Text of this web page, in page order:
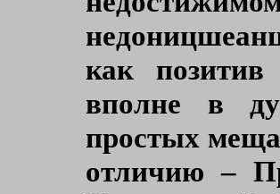
как
вполне в
простых
отличию –